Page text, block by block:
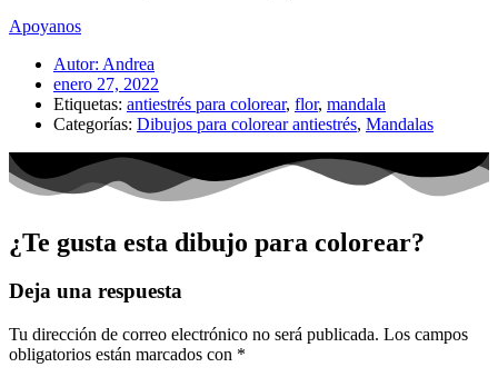
Apoyanos
Autor: Andrea
enero 27, 2022
Etiquetas: antiestrés para colorear, flor, mandala
Categorías: Dibujos para colorear antiestrés, Mandalas
¿Te gusta esta dibujo para colorear?
Deja una respuesta
Tu dirección de correo electrónico no será publicada. Los campos
obligatorios están marcados con *